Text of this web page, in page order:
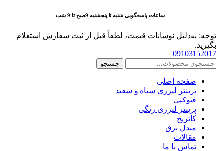
محتوا
ساعات پاسخگویی شنبه تا پنجشنبه 9صبح تا 9 شب
توجه: به‌دلیل نوسانات قیمت، لطفاً قبل از ثبت سفارش استعلام
بگیرید.
09103152017
جستجو
جستجو
صفحه اصلی
پرینتر لیزری سیاه و سفید
فتوکپی
پرینتر لیزری رنگی
کاتریج
مبدل برق
مقالات
تماس با ما